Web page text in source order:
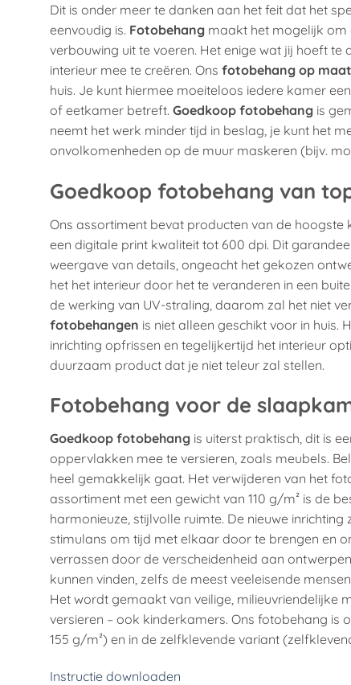
Dit is onder meer te danken aan het feit dat het
eenvoudig is. Fotobehang maakt het mogelijk om
verbouwing uit te voeren. Het enige wat jij hoeft
interieur mee te creëren. Ons fotobehang op maat
huis. Je kunt hiermee moeiteloos iedere kamer
of eetkamer betreft. Goedkoop fotobehang is
neemt het werk minder tijd in beslag, je kunt het
onvolkomenheden op de muur maskeren (bijv.
Goedkoop fotobehang van
Ons assortiment bevat producten van de hoogste
een digitale print kwaliteit tot 600 dpi. Dit
weergave van details, ongeacht het gekozen
het het interieur door het te veranderen in een
de werking van UV-straling, daarom zal het niet
fotobehangen is niet alleen geschikt voor in
inrichting opfrissen en tegelijkertijd het interieur
duurzaam product dat je niet teleur zal stellen.
Fotobehang voor de
Goedkoop fotobehang is uiterst praktisch, dit is
oppervlakken mee te versieren, zoals meubels.
heel gemakkelijk gaat. Het verwijderen van het
assortiment met een gewicht van 110 g/m² is de
harmonieuze, stijlvolle ruimte. De nieuwe
stimulans om tijd met elkaar door te brengen en
verrassen door de verscheidenheid aan
kunnen vinden, zelfs de meest veeleisende
Het wordt gemaakt van veilige, milieuvriendelijke
versieren – ook kinderkamers. Ons fotobehang is
155 g/m²) en in de zelfklevende variant
Instructie downloaden